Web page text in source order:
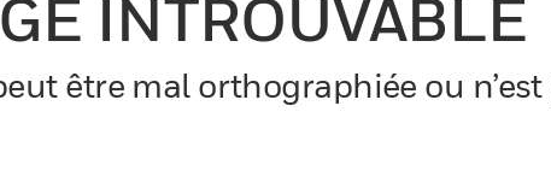
INTROUVABLE
être mal orthographiée ou